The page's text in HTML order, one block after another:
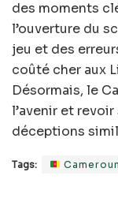
des moments
l’ouverture du
jeu et des
coûté cher aux
Désormais, le
l’avenir et
déceptions
Tags: Cameroun